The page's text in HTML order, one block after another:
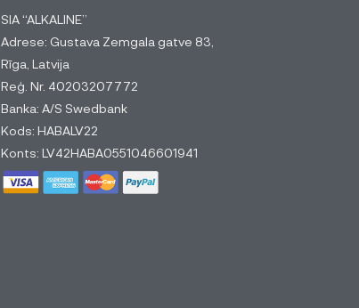
SIA “ALKALINE”
Adrese: Gustava Zemgala gatve 83,
Rīga, Latvija
Reģ. Nr. 40203207772
Banka: A/S Swedbank
Kods: HABALV22
Konts: LV42HABA0551046601941